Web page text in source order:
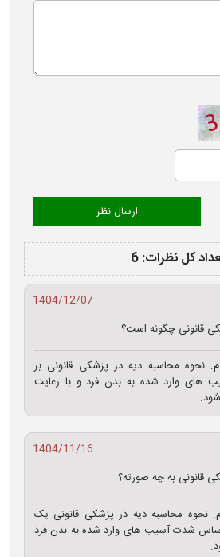
کل نظرات: 6
1404/12/07
قانونی چگونه است؟
نحوه محاسبه دیه در پزشکی قانونی بر
وارد شده به بدن فرد و با رعایت
1404/11/16
قانونی به چه صورته؟
نحوه محاسبه دیه در پزشکی قانونی یک
شدت آسیب های وارد شده به بدن فرد